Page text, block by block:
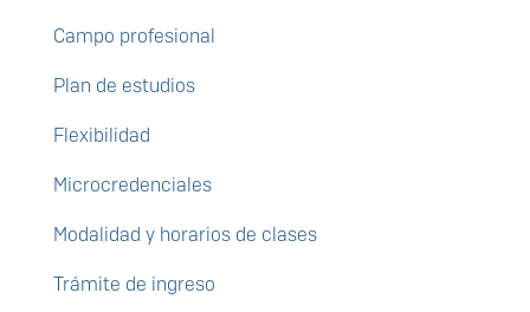
Campo profesional
Plan de estudios
Flexibilidad
Microcredenciales
Modalidad y horarios de clases
Trámite de ingreso